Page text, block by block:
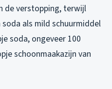
de verstopping, terwijl
als mild schuurmiddel
soda, ongeveer 100
schoonmaakazijn van